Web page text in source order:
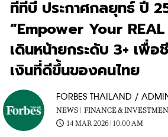
ทีทีบี ประกาศกลยุทธ์ ปี
“Empower Your
เดินหน้ายกระดับ 3+ เพื่อ
เงินที่ดีขึ้นของคนไทย
FORBES THAILAND /
NEWS | FINANCE &
14 MAR 2026 | 10:00 AM